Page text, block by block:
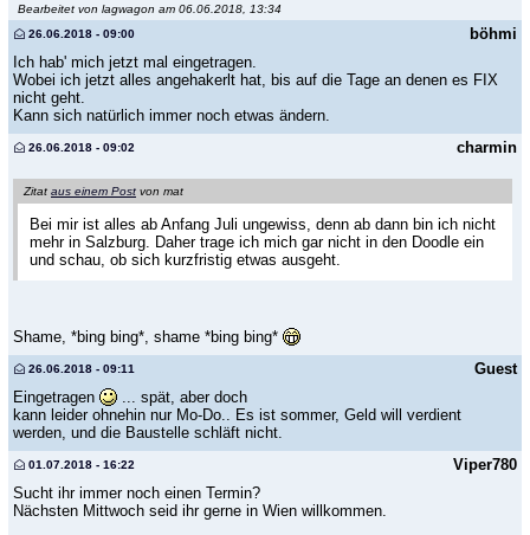
Bearbeitet von lagwagon am 06.06.2018, 13:34
böhmi
26.06.2018 - 09:00
Ich hab' mich jetzt mal eingetragen.
Wobei ich jetzt alles angehakerlt hat, bis auf die Tage an denen es FIX
nicht geht.
Kann sich natürlich immer noch etwas ändern.
charmin
26.06.2018 - 09:02
Zitat aus einem Post von mat
Bei mir ist alles ab Anfang Juli ungewiss, denn ab dann bin ich nicht
mehr in Salzburg. Daher trage ich mich gar nicht in den Doodle ein
und schau, ob sich kurzfristig etwas ausgeht.
Shame, *bing bing*, shame *bing bing*
Guest
26.06.2018 - 09:11
Eingetragen
... spät, aber doch
kann leider ohnehin nur Mo-Do.. Es ist sommer, Geld will verdient
werden, und die Baustelle schläft nicht.
Viper780
01.07.2018 - 16:22
Sucht ihr immer noch einen Termin?
Nächsten Mittwoch seid ihr gerne in Wien willkommen.